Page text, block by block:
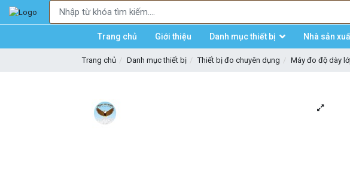
Trang chủ Giới thiệu Danh mục thiết bị Nhà sản
Trang chủ Danh mục thiết bị Thiết bị đo chuyên dụng Máy đo độ dày